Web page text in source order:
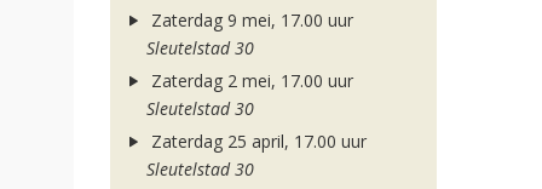
Zaterdag 9 mei, 17.00 uur
Sleutelstad 30
Zaterdag 2 mei, 17.00 uur
Sleutelstad 30
Zaterdag 25 april, 17.00 uur
Sleutelstad 30